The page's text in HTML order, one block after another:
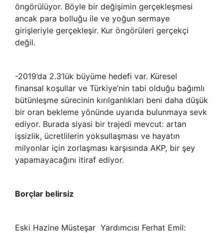
öngörülüyor. Böyle bir değişimin gerçekleşmesi
ancak para bolluğu ile ve yoğun sermaye
girişleriyle gerçekleşir. Kur öngörüleri gerçekçi
değil.
-2019’da 2.3’lük büyüme hedefi var. Küresel
finansal koşullar ve Türkiye’nin tabi olduğu bağımlı
bütünleşme sürecinin kırılganlıkları beni daha düşük
bir oran bekleme yönünde uyarıda bulunmaya sevk
ediyor. Burada siyasi bir trajedi mevcut: artan
işsizlik, ücretlilerin yoksullaşması ve hayatın
milyonlar için zorlaşması karşısında AKP, bir şey
yapamayacağını itiraf ediyor.
Borçlar belirsiz
Eski Hazine Müsteşar Yardımcısı Ferhat Emil: